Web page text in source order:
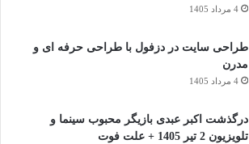
4 مرداد 1405
طراحی سایت در دزفول با طراحی حرفه‌ ای و
مدرن
4 مرداد 1405
درگذشت اکبر عبدی بازیگر محبوب سینما و
تلویزیون 2 تیر 1405 + علت فوت